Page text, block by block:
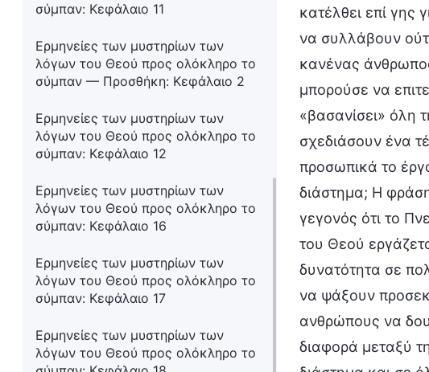
σύμπαν: Κεφάλαιο 11
Ερμηνείες των μυστηρίων των
λόγων του Θεού προς ολόκληρο το
σύμπαν — Προσθήκη: Κεφάλαιο 2
Ερμηνείες των μυστηρίων των
λόγων του Θεού προς ολόκληρο το
σύμπαν: Κεφάλαιο 12
Ερμηνείες των μυστηρίων των
λόγων του Θεού προς ολόκληρο το
σύμπαν: Κεφάλαιο 16
Ερμηνείες των μυστηρίων των
λόγων του Θεού προς ολόκληρο το
σύμπαν: Κεφάλαιο 17
Ερμηνείες των μυστηρίων των
λόγων του Θεού προς ολόκληρο το
κατέλθει επί γης
να συλλάβουν
κανένας
μπορούσε να
«βασανίσει» όλη
σχεδιάσουν ένα
προσωπικά το
διάστημα; Η
γεγονός ότι το
του Θεού
δυνατότητα σε
να ψάξουν
ανθρώπους να
διαφορά μεταξύ